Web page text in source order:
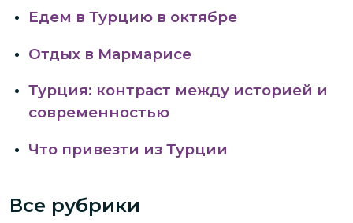
Едем в Турцию в октябре
Отдых в Мармарисе
Турция: контраст между историей и
современностью
Что привезти из Турции
Все рубрики